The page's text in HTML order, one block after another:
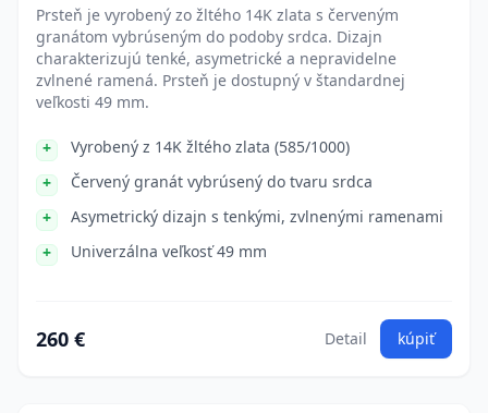
Prsteň je vyrobený zo žltého 14K zlata s červeným
granátom vybrúseným do podoby srdca. Dizajn
charakterizujú tenké, asymetrické a nepravidelne
zvlnené ramená. Prsteň je dostupný v štandardnej
veľkosti 49 mm.
Vyrobený z 14K žltého zlata (585/1000)
Červený granát vybrúsený do tvaru srdca
Asymetrický dizajn s tenkými, zvlnenými ramenami
Univerzálna veľkosť 49 mm
260 € Detail kúpiť